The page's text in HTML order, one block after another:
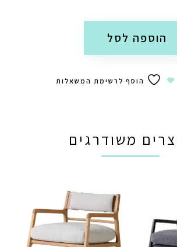
הוספה לסל
הוסף לרשימת המשאלות
משודרגים